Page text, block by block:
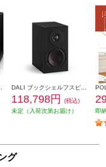
118,798円
(税込)
未定（入荷次第お届け）
即
グ